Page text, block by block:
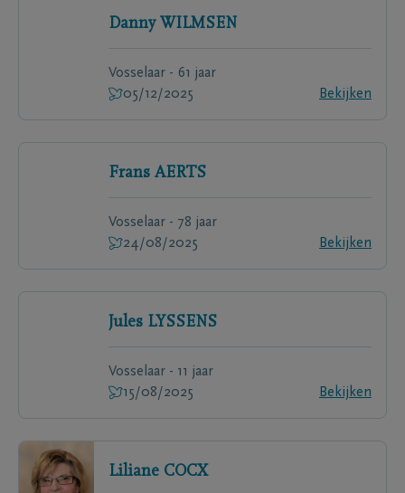
Danny WILMSEN
Vosselaar - 61 jaar
05/12/2025
Bekijken
Frans AERTS
Vosselaar - 78 jaar
24/08/2025
Bekijken
Jules LYSSENS
Vosselaar - 11 jaar
15/08/2025
Bekijken
Liliane COCX